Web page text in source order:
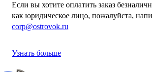
Если вы хотите оплатить заказ
как юридическое лицо, пожалуйста,
corp@ostrovok.ru
Узнать больше